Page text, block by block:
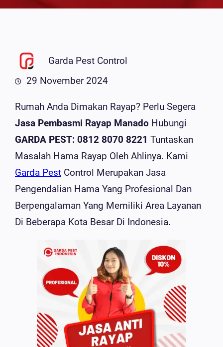
Garda Pest Control
29 November 2024
Rumah Anda Dimakan Rayap? Perlu Segera
Jasa Pembasmi Rayap Manado Hubungi
GARDA PEST: 0812 8070 8221 Tuntaskan
Masalah Hama Rayap Oleh Ahlinya. Kami
Garda Pest Control Merupakan Jasa
Pengendalian Hama Yang Profesional Dan
Berpengalaman Yang Memiliki Area Layanan
Di Beberapa Kota Besar Di Indonesia.